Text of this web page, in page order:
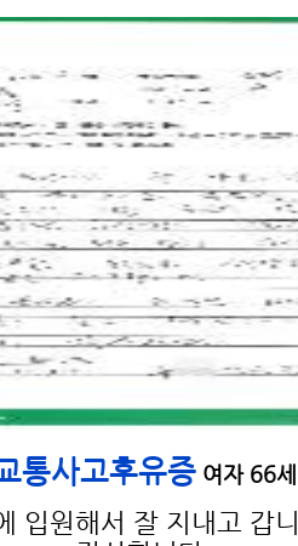
통사고후유증여자 66세
입원해서 잘 지내고 갑